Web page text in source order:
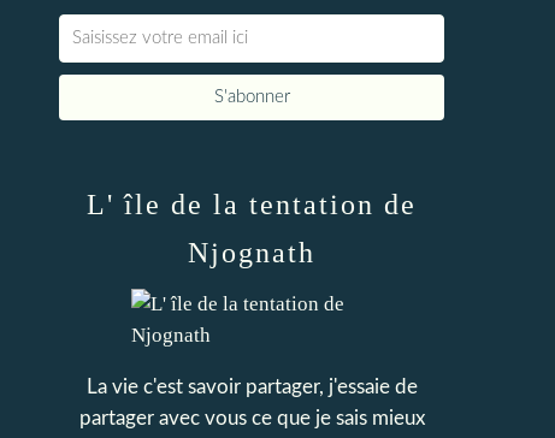
L' île de la tentation de
Njognath
La vie c'est savoir partager, j'essaie de
partager avec vous ce que je sais mieux